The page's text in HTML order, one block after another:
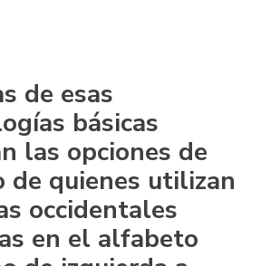
de esas
básicas
las opciones de
de quienes utilizan
occidentales
en el alfabeto